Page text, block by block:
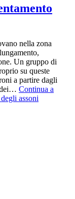
nella zona
Un gruppo di
su queste
a partire dagli
dei… Continua a
assoni